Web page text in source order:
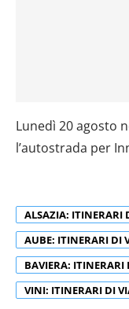
Lunedì 20 agosto
l’autostrada per
ALSAZIA: ITINERARI
AUBE: ITINERARI DI
BAVIERA: ITINERARI
VINI: ITINERARI DI